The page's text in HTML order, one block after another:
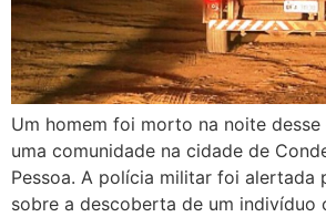
Um homem foi morto na noite
uma comunidade na cidade de
Pessoa. A polícia militar foi alertada
sobre a descoberta de um indivíduo